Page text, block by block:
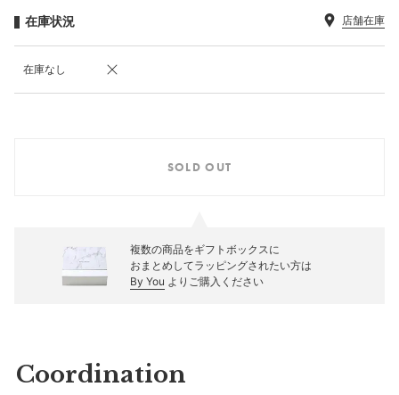
在庫状況 店舗在庫
在庫なし
SOLD OUT
複数の商品をギフトボックスに
おまとめしてラッピングされたい方は
By You よりご購入ください
Coordination